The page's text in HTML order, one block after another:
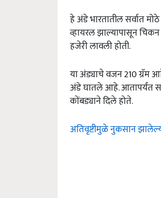
हे अंडे भारतातील सर्वात
व्हायरल झाल्यापासून
हजेरी लावली होती.
या अंड्याचे वजन 210 ग्रॅम
अंडे घातले आहे. आतापर्यंत
कोंबड्याने दिले होते.
अतिवृष्टीमुळे नुकसान